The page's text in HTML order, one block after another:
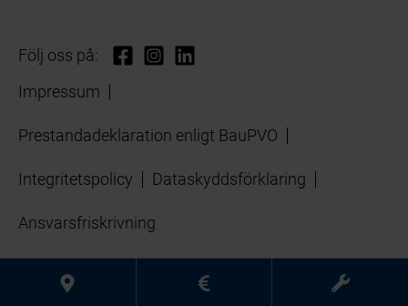
Följ oss på:
Impressum
Prestandadeklaration enligt BauPVO
Integritetspolicy Dataskyddsförklaring
Ansvarsfriskrivning